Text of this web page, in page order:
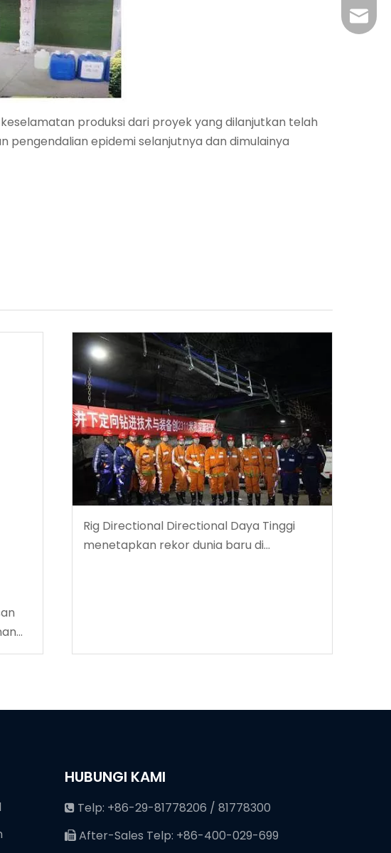
produksi dari proyek yang dilanjutkan telah
pengendalian epidemi selanjutnya dan dimulainya
Rig Directional Directional Daya Tinggi
menetapkan rekor dunia baru di
+86-
HUBUNGI KAMI
 Telp: +86-29-81778206 / 81778300
 After-Sales Telp: +86-400-029-699